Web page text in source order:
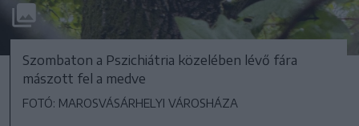
Szombaton a Pszichiátria közelében lévő fára
mászott fel a medve
FOTÓ: MAROSVÁSÁRHELYI VÁROSHÁZA